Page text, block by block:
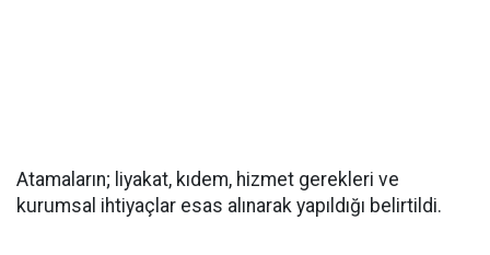
Atamaların; liyakat, kıdem, hizmet gerekleri ve
kurumsal ihtiyaçlar esas alınarak yapıldığı belirtildi.